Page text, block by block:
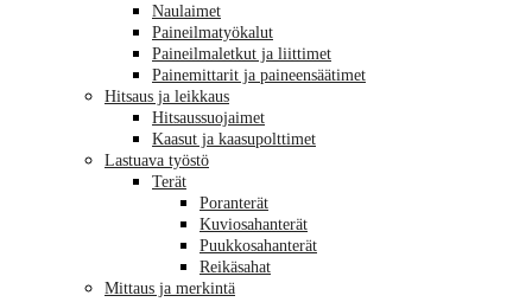
Naulaimet
Paineilmatyökalut
Paineilmaletkut ja liittimet
Painemittarit ja paineensäätimet
Hitsaus ja leikkaus
Hitsaussuojaimet
Kaasut ja kaasupolttimet
Lastuava työstö
Terät
Poranterät
Kuviosahanterät
Puukkosahanterät
Reikäsahat
Mittaus ja merkintä